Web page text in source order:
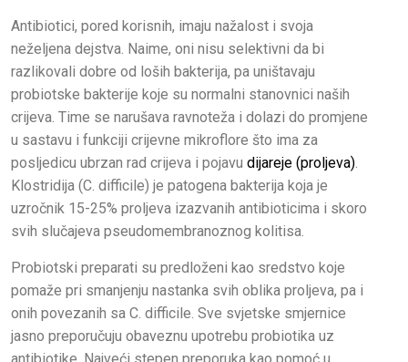
Antibiotici, pored korisnih, imaju nažalost i svoja
neželjena dejstva. Naime, oni nisu selektivni da bi
razlikovali dobre od loših bakterija, pa uništavaju
probiotske bakterije koje su normalni stanovnici naših
crijeva. Time se narušava ravnoteža i dolazi do promjene
u sastavu i funkciji crijevne mikroflore što ima za
posljedicu ubrzan rad crijeva i pojavu dijareje (proljeva).
Klostridija (C. difficile) je patogena bakterija koja je
uzročnik 15-25% proljeva izazvanih antibioticima i skoro
svih slučajeva pseudomembranoznog kolitisa.
Probiotski preparati su predloženi kao sredstvo koje
pomaže pri smanjenju nastanka svih oblika proljeva, pa i
onih povezanih sa C. difficile. Sve svjetske smjernice
jasno preporučuju obaveznu upotrebu probiotika uz